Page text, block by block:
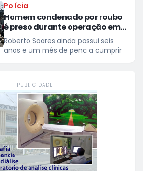
Polícia
Homem condenado por roubo
é preso durante operação em
São Miguel dos Campos
Roberto Soares ainda possui seis
anos e um mês de pena a cumprir
PUBLICIDADE